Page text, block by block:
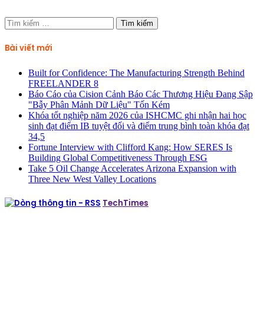
Tìm
kiếm
cho:
Bài viết mới
Built for Confidence: The Manufacturing Strength Behind
FREELANDER 8
Báo Cáo của Cision Cảnh Báo Các Thương Hiệu Đang Sập
"Bẫy Phân Mảnh Dữ Liệu" Tốn Kém
Khóa tốt nghiệp năm 2026 của ISHCMC ghi nhận hai học
sinh đạt điểm IB tuyệt đối và điểm trung bình toàn khóa đạt
34,5
Fortune Interview with Clifford Kang: How SERES Is
Building Global Competitiveness Through ESG
Take 5 Oil Change Accelerates Arizona Expansion with
Three New West Valley Locations
TechTimes